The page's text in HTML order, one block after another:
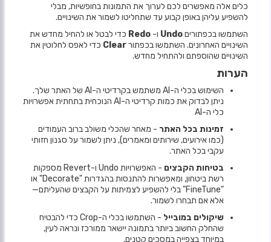
כלים אלה מאפשרים לכם לערוך את התמונות בחופשיות, מבלי
להשפיע עליהן באופן קבוע עד שתחליטו לשמור את השינויים.
השתמשו בכפתוריםUndo ו-
כדי לבטל או להחיל מחדש את
השינויים האחרונים. השתמשו בכפתורClear כדי לאפס לחלוטין את
השינויים שהוספתם ולהתחיל מחדש.
הערות
השימוש בכלי ה-AI משתמש בקרדיטי ה-AI של האתר שלך.
ניתן לבדוק את כמות קרדיטי ה-AI הנוכחית בתחתית אפשרויות
כלי ה-AI
זמינות בכל האתר - מאחר שהכלי משולב ברוב העמודים
(כמו אירועים, שירותים ומאמרים), ניתן לשמור על סגנון חזותי
עקבי בכל האתר.
בטיחות הקבצים
- האפשרויות Undo ו-Revert מספקות
רשת ביטחון, ומאפשרות להתנסות בהגדרות "Decorate" או
"FineTune" בלי להשפיע לצמיתות על הקבצים שהעליתם—
אלא אם תבחרו לשמור.
שיקולים במובייל
- השתמשו בכלי ה-Crop כדי להבטיח
שהחלק החשוב ביותר בתמונה יישאר ממורכז ונראה לעין,
במיוחד בצפייה במסכים קטנים.